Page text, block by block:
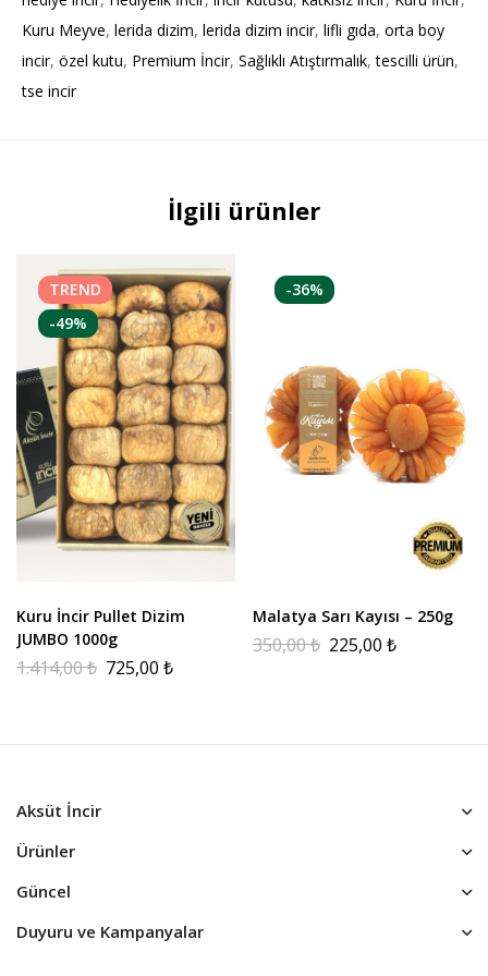
Kuru Meyve, lerida dizim, lerida dizim incir, lifli gıda, orta boy
incir, özel kutu, Premium İncir, Sağlıklı Atıştırmalık,tescilli ürün,
tse incir
İlgili ürünler
TREND
-49%
Kuru İncir Pullet Dizim
JUMBO 1000g
1.414,00₺ 725,00 ₺
-36%
Malatya Sarı Kayısı – 250g
350,00₺ 225,00 ₺
Aksüt İncir
Ürünler
Güncel
Duyuru ve Kampanyalar